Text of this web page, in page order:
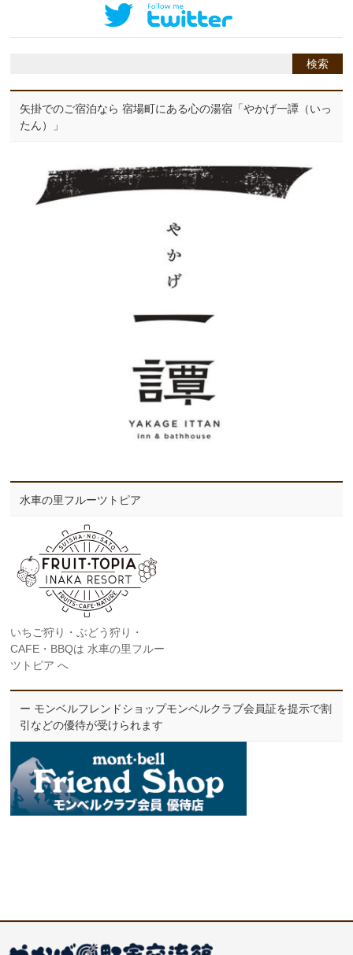
矢掛でのご宿泊なら 宿場町にある心の湯宿「やかげ一譚（いっ
たん）」
水車の里フルーツトピア
いちご狩り・ぶどう狩り・
CAFE・BBQは 水車の里フルー
ツトピア へ
ー モンベルフレンドショップモンベルクラブ会員証を提示で割
引などの優待が受けられます